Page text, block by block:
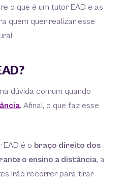
o que é um tutor EAD e as
quem quer realizar esse
dúvida comum quando
. Afinal, o que faz esse
EAD é o braço direito dos
o ensino a distância, a
irão recorrer para tirar